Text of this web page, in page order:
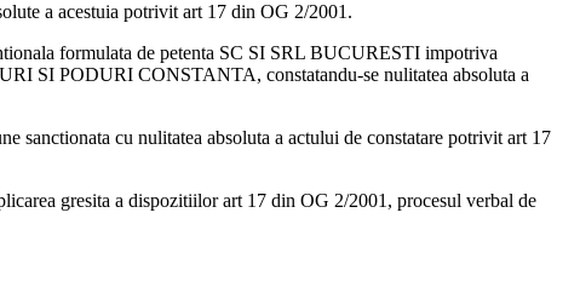
a acestuia potrivit art 17 din OG 2/2001.
formulata de petenta SC SI SRL BUCURESTI impotriva
SI PODURI CONSTANTA, constatandu-se nulitatea absoluta a
sanctionata cu nulitatea absoluta a actului de constatare potrivit art 17
gresita a dispozitiilor art 17 din OG 2/2001, procesul verbal de